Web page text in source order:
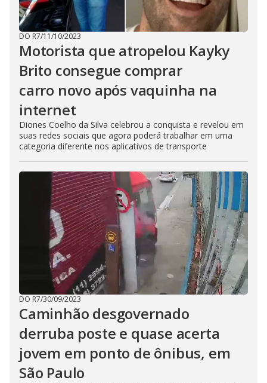
DO R7/11/10/2023
Motorista que atropelou Kayky
Brito consegue comprar
carro novo após vaquinha na
internet
Diones Coelho da Silva celebrou a conquista e revelou em
suas redes sociais que agora poderá trabalhar em uma
categoria diferente nos aplicativos de transporte
DO R7/30/09/2023
Caminhão desgovernado
derruba poste e quase acerta
jovem em ponto de ônibus, em
São Paulo